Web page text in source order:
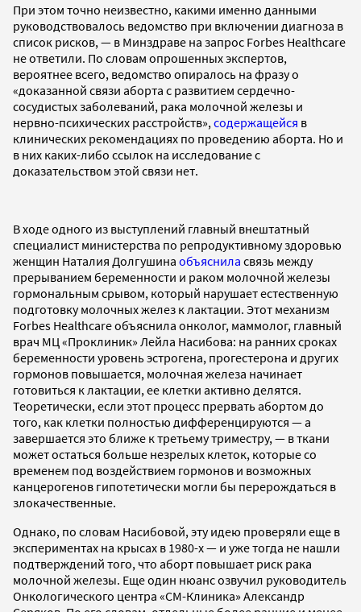
При этом точно неизвестно, какими именно данными
руководствовалось ведомство при включении диагноза в
список рисков, — в Минздраве на запрос Forbes Healthcare
не ответили. По словам опрошенных экспертов,
вероятнее всего, ведомство опиралось на фразу о
«доказанной связи аборта с развитием сердечно-
сосудистых заболеваний, рака молочной железы и
нервно-психических расстройств», содержащейся в
клинических рекомендациях по проведению аборта. Но и
в них каких-либо ссылок на исследование с
доказательством этой связи нет.
В ходе одного из выступлений главный внештатный
специалист министерства по репродуктивному здоровью
женщин Наталия Долгушина объяснила связь между
прерыванием беременности и раком молочной железы
гормональным срывом, который нарушает естественную
подготовку молочных желез к лактации. Этот механизм
Forbes Healthcare объяснила онколог, маммолог, главный
врач МЦ «Проклиник» Лейла Насибова: на ранних сроках
беременности уровень эстрогена, прогестерона и других
гормонов повышается, молочная железа начинает
готовиться к лактации, ее клетки активно делятся.
Теоретически, если этот процесс прервать абортом до
того, как клетки полностью дифференцируются — а
завершается это ближе к третьему триместру, — в ткани
может остаться больше незрелых клеток, которые со
временем под воздействием гормонов и возможных
канцерогенов гипотетически могли бы перерождаться в
злокачественные.
Однако, по словам Насибовой, эту идею проверяли еще в
экспериментах на крысах в 1980-х — и уже тогда не нашли
подтверждений того, что аборт повышает риск рака
молочной железы. Еще один нюанс озвучил руководитель
Онкологического центра «СМ-Клиника» Александр